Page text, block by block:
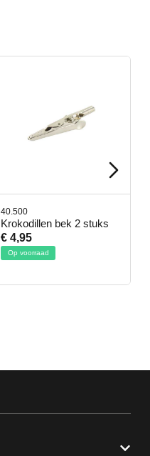
40.500
Krokodillen bek 2 stuks
€ 4,95
Op voorraad